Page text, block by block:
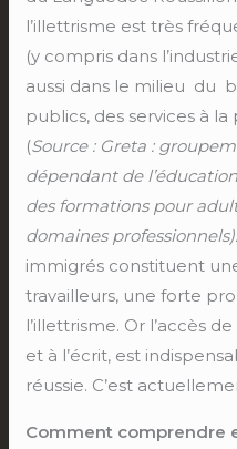
l’illettrisme est très
(y compris dans
aussi dans le milieu du
publics, des services à la
(Source : Greta :
dépendant de
des formations pour
domaines professionnels).
immigrés constituent
travailleurs, une forte
l’illettrisme. Or l’accès
et à l’écrit, est
réussie. C’est
Comment comprendre